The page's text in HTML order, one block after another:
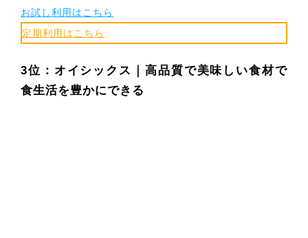
お試し利用はこちら
定期利用はこちら
3位：オイシックス｜高品質で美味しい食材で
食生活を豊かにできる